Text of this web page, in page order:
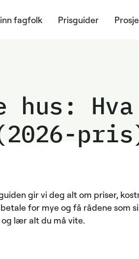
fagfolk Prisguider
hus: Hva
gir vi deg alt om priser,
for mye og få rådene som
og lær alt du må vite.